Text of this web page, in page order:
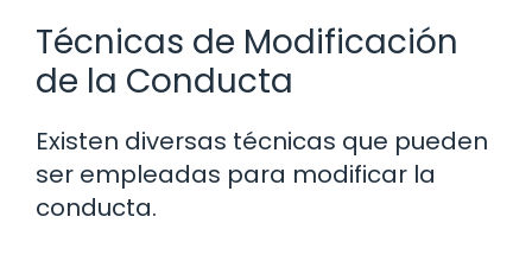
Técnicas de Modificación
de la Conducta
Existen diversas técnicas que pueden
ser empleadas para modificar la
conducta.